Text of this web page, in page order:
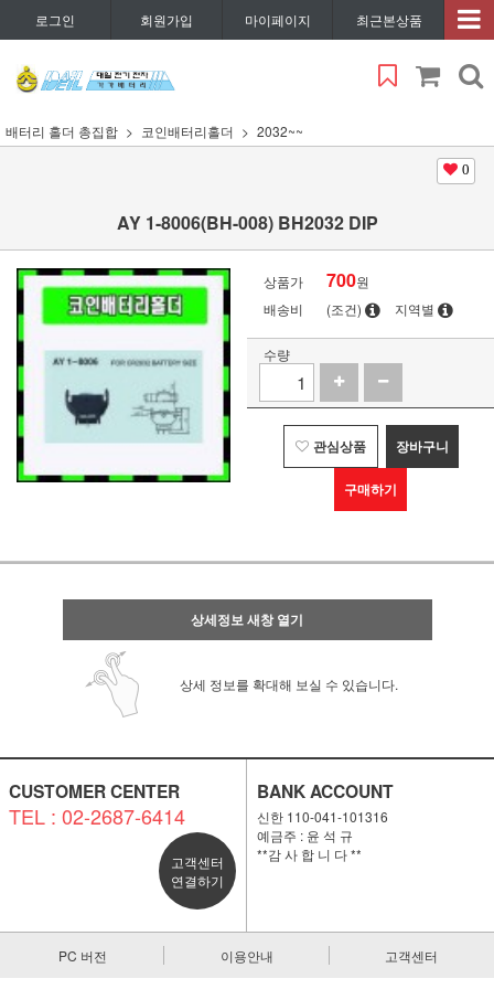
로그인 회원가입 마이페이지 최근본상품
배터리 홀더 총집합 코인배터리홀더 2032~~
0
AY 1-8006(BH-008) BH2032 DIP
상품가 700원
배송비
(조건) 지역별
수량
관심상품 장바구니
구매하기
상세정보 새창 열기
상세 정보를 확대해 보실 수 있습니다.
CUSTOMER CENTER
TEL : 02-2687-6414
고객센터
연결하기
BANK ACCOUNT
신한 110-041-101316
예금주 : 윤 석 규
**감 사 합 니 다 **
PC 버전 이용안내 고객센터